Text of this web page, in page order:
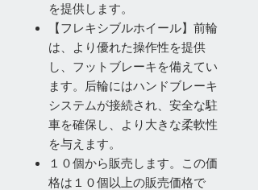
を提供します。
【フレキシブルホイール】前輪
は、より優れた操作性を提供
し、フットブレーキを備えてい
ます。后輪にはハンドブレーキ
システムが接続され、安全な駐
車を確保し、より大きな柔軟性
を与えます。
１０個から販売します。この価
格は１０個以上の販売価格で